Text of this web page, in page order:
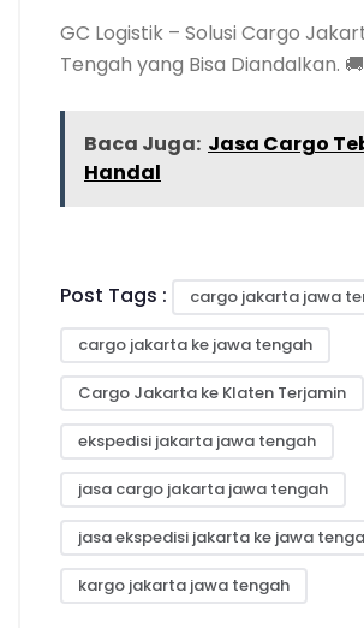
GC Logistik – Solusi Cargo
Tengah yang Bisa Diandalkan.
Baca Juga: Jasa Cargo
Handal
Post Tags : cargo jakarta jawa
cargo jakarta ke jawa tengah
Cargo Jakarta ke Klaten Terjamin
ekspedisi jakarta jawa tengah
jasa cargo jakarta jawa tengah
jasa ekspedisi jakarta ke jawa
kargo jakarta jawa tengah